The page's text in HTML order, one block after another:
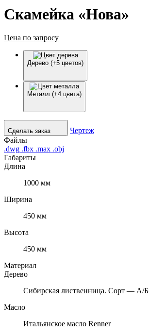
Скамейка «Нова»
Цена по запросу
Дерево (+5 цветов)
Металл (+4 цвета)
Сделать заказ
Чертеж
Файлы
.dwg .fbx .max .obj
Габариты
Длина
1000 мм
Ширина
450 мм
Высота
450 мм
Материал
Дерево
Сибирская лиственница. Сорт — А/Б
Масло
Итальянское масло Renner